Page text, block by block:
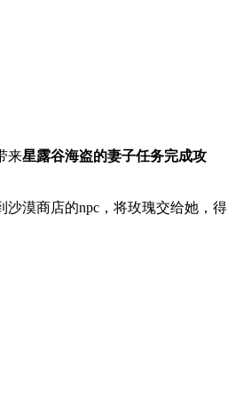
来星露谷海盗的妻子任务完成攻
漠商店的npc，将玫瑰交给她，得